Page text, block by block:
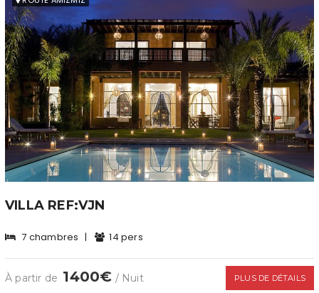
VILLA REF:VJN
7 chambres | 14 pers
À partir de 1400€ / Nuit PLUS DE DÉTAILS